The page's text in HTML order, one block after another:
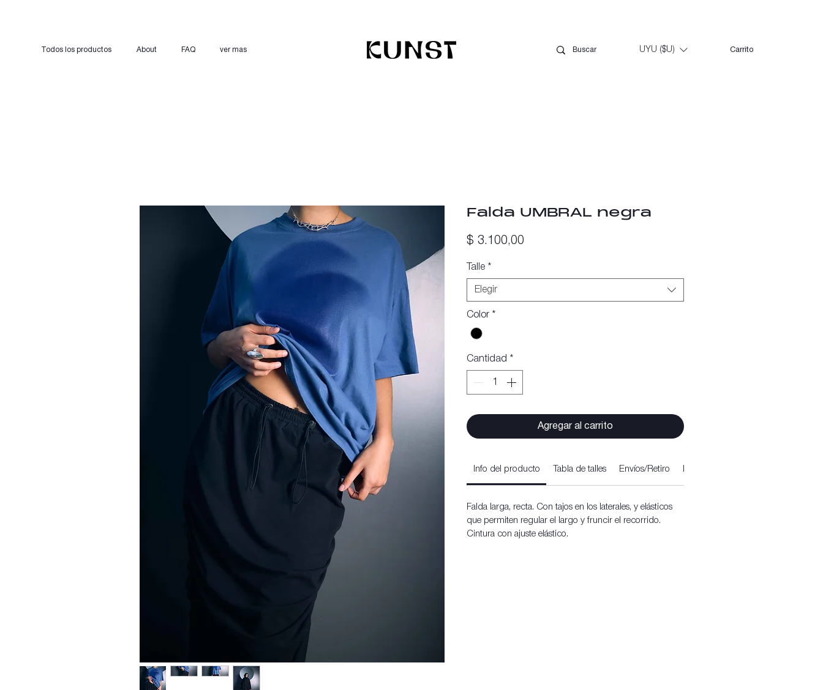
Todos los productos About FAQ ver mas UYU ($U) Carrito
Falda UMBRAL negra
$ 3.100,00
Talle *
Elegir
Color *
Cantidad *
Agregar al carrito
Info del producto Tabla de talles Envíos/Retiro
Falda larga, recta. Con tajos en los laterales, y elásticos
que permiten regular el largo y fruncir el recorrido.
Cintura con ajuste elástico.